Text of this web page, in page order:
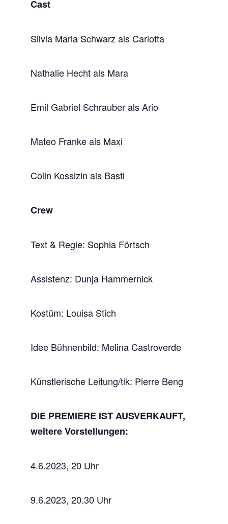
Cast
Silvia Maria Schwarz als Carlotta
Nathalie Hecht als Mara
Emil Gabriel Schrauber als Ario
Mateo Franke als Maxi
Colin Kossizin als Basti
Crew
Text & Regie: Sophia Förtsch
Assistenz: Dunja Hammernick
Kostüm: Louisa Stich
Idee Bühnenbild: Melina Castroverde
Künstlerische Leitung/tik: Pierre Beng
DIE PREMIERE IST AUSVERKAUFT,
weitere Vorstellungen:
4.6.2023, 20 Uhr
9.6.2023, 20.30 Uhr